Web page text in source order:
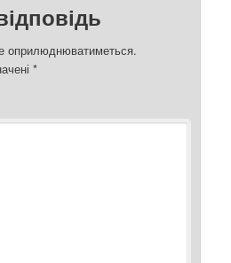
оприлюднюватиметься.
*